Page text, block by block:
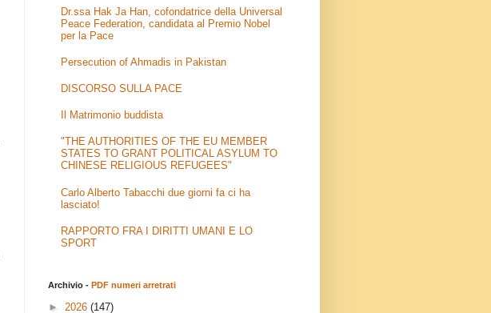
Dr.ssa Hak Ja Han, cofondatrice della Universal
Peace Federation, candidata al Premio Nobel
per la Pace
Persecution of Ahmadis in Pakistan
DISCORSO SULLA PACE
Il Matrimonio buddista
"THE AUTHORITIES OF THE EU MEMBER
STATES TO GRANT POLITICAL ASYLUM TO
CHINESE RELIGIOUS REFUGEES"
Carlo Alberto Tabacchi due giorni fa ci ha
lasciato!
RAPPORTO FRA I DIRITTI UMANI E LO
SPORT
Archivio - PDF numeri arretrati
► 2026 (147)